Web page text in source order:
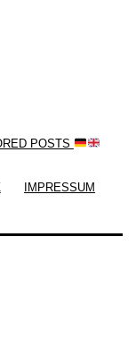
POSTS
IMPRESSUM